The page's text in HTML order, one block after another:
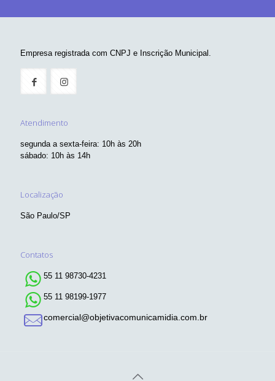
Empresa registrada com CNPJ e Inscrição Municipal.
Atendimento
segunda a sexta-feira: 10h às 20h
sábado: 10h às 14h
Localização
São Paulo/SP
Contatos
55 11 98730-4231
55 11 98199-1977
comercial@objetivacomunicamidia.com.br